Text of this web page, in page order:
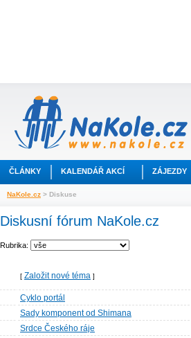
ČLÁNKY KALENDÁŘ AKCÍ ZÁJEZDY
NaKole.cz > Diskuse
Diskusní fórum NaKole.cz
Rubrika:
[ Založit nové téma ]
Cyklo portál
Sady komponent od Shimana
Srdce Českého ráje